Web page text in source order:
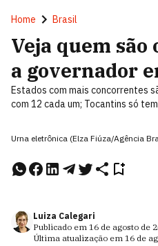
Home Brasil
Veja quem são
a governador
Estados com mais concorrentes
com 12 cada um; Tocantins só
Urna eletrônica (Elza Fiúza/Agência
Luiza Calegari
Publicado em 16 de agosto de
Última atualização em 16 de